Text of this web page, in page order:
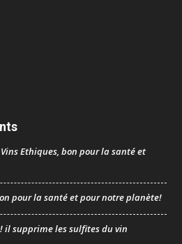
Vins Ethiques, bon pour la santé et
pour la santé et pour notre planète!
il supprime les sulfites du vin